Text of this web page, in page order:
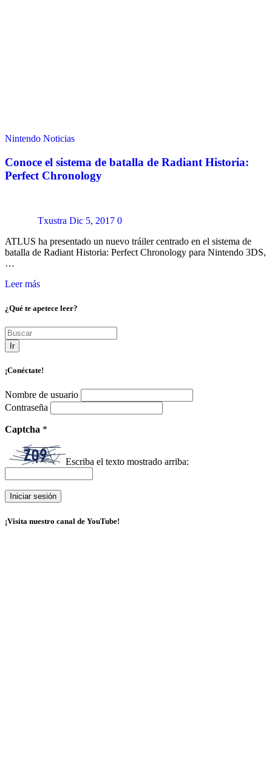
Nintendo Noticias
Conoce el sistema de batalla de Radiant Historia:
Perfect Chronology
Txustra Dic 5, 2017 0
ATLUS ha presentado un nuevo tráiler centrado en el sistema de
batalla de Radiant Historia: Perfect Chronology para Nintendo 3DS,
…
Leer más
¿Qué te apetece leer?
Ir
¡Conéctate!
Nombre de usuario
Contraseña
Captcha *
Escriba el texto mostrado arriba:
¡Visita nuestro canal de YouTube!